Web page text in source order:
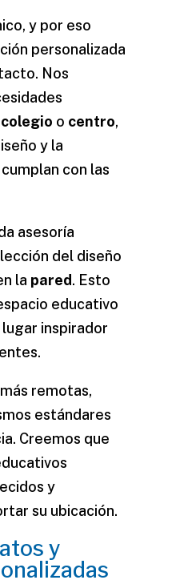
y por eso
personalizada
Nos
colegio o centro,
y la
cumplan con las
asesoría
del diseño
la pared. Esto
educativo
inspirador
remotas,
estándares
Creemos que
y
su ubicación.
y